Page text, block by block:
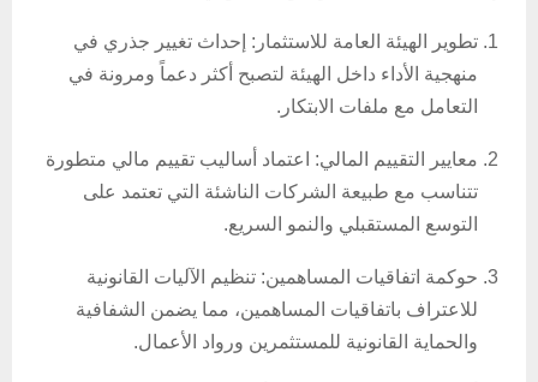
تطوير الهيئة العامة للاستثمار: إحداث تغيير جذري في
منهجية الأداء داخل الهيئة لتصبح أكثر دعماً ومرونة في
التعامل مع ملفات الابتكار.
معايير التقييم المالي: اعتماد أساليب تقييم مالي متطورة
تتناسب مع طبيعة الشركات الناشئة التي تعتمد على
التوسع المستقبلي والنمو السريع.
حوكمة اتفاقيات المساهمين: تنظيم الآليات القانونية
للاعتراف باتفاقيات المساهمين، مما يضمن الشفافية
والحماية القانونية للمستثمرين ورواد الأعمال.